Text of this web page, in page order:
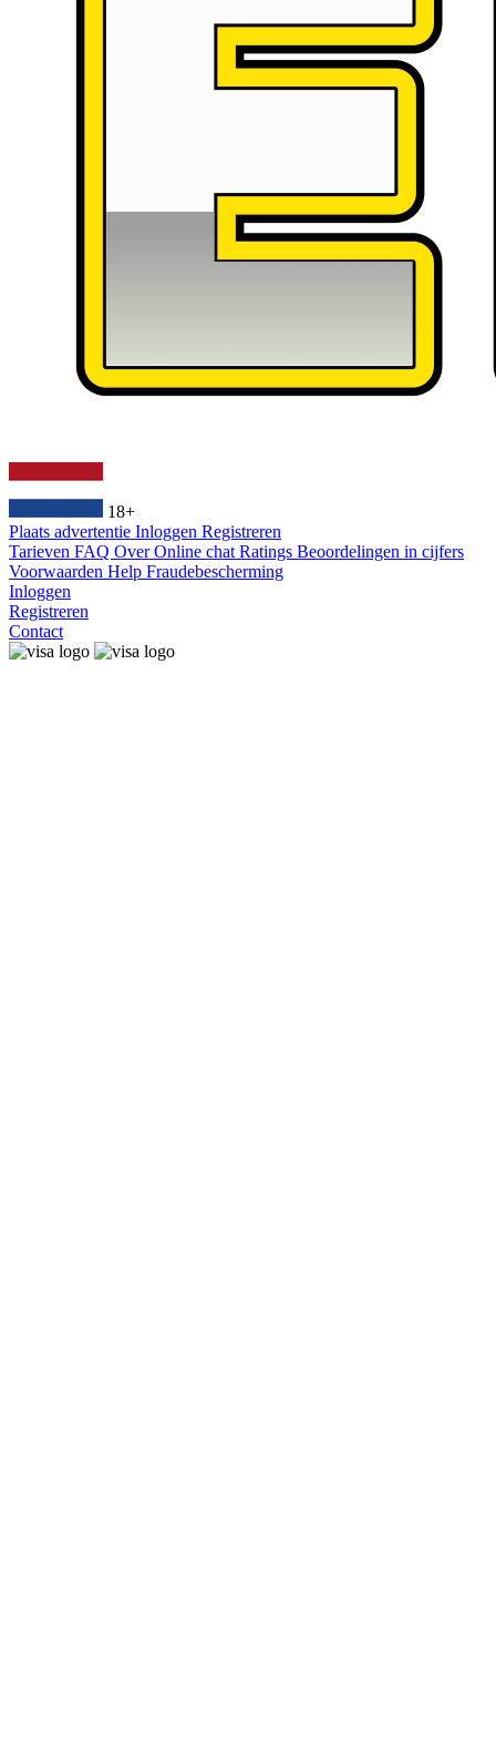
18+
Plaats advertentie Inloggen Registreren
Tarieven FAQ OverOnline chat Ratings Beoordelingen in cijfers
Voorwaarden Help Fraudebescherming
Inloggen
Registreren
Contact